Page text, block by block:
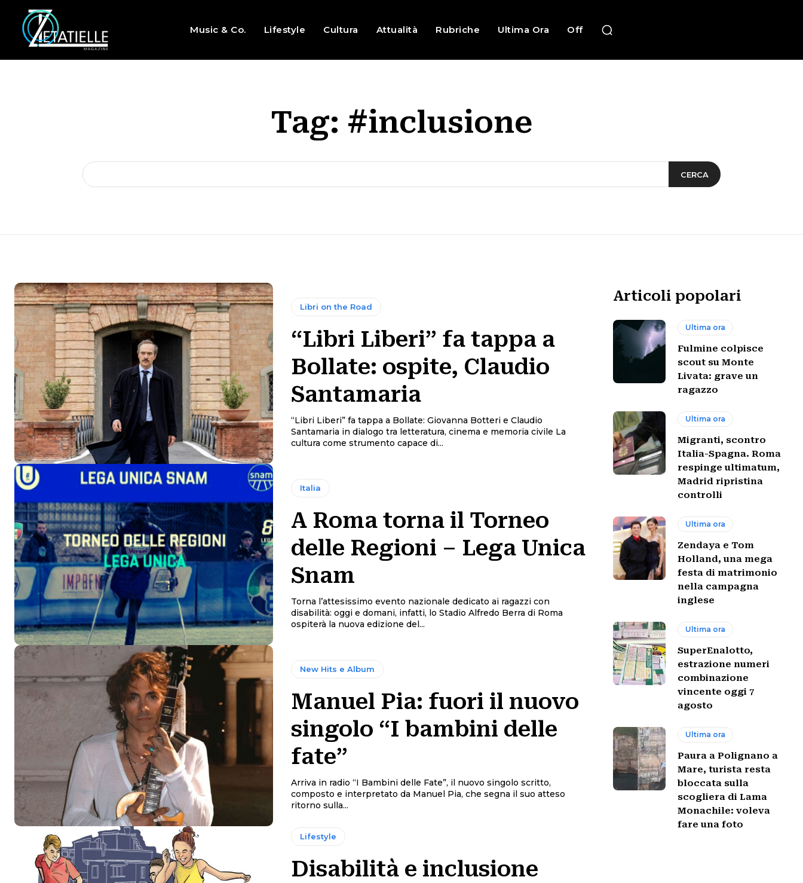
Music & Co. Lifestyle Cultura Attualità Rubriche Ultima Ora Off
Tag: #inclusione
CERCA
Libri on the Road
“Libri Liberi” fa tappa a
Bollate: ospite, Claudio
Santamaria
“Libri Liberi” fa tappa a Bollate: Giovanna Botteri e Claudio
Santamaria in dialogo tra letteratura, cinema e memoria civile La
cultura come strumento capace di...
Italia
A Roma torna il Torneo
delle Regioni – Lega Unica
Snam
Torna l’attesissimo evento nazionale dedicato ai ragazzi con
disabilità: oggi e domani, infatti, lo Stadio Alfredo Berra di Roma
ospiterà la nuova edizione del...
New Hits e Album
Manuel Pia: fuori il nuovo
singolo “I bambini delle
fate”
Arriva in radio “I Bambini delle Fate”, il nuovo singolo scritto,
composto e interpretato da Manuel Pia, che segna il suo atteso
ritorno sulla...
Lifestyle
Disabilità e inclusione
Articoli popolari
Ultima ora
Fulmine colpisce
scout su Monte
Livata: grave un
ragazzo
Ultima ora
Migranti, scontro
Italia-Spagna. Roma
respinge ultimatum,
Madrid ripristina
controlli
Ultima ora
Zendaya e Tom
Holland, una mega
festa di matrimonio
nella campagna
inglese
Ultima ora
SuperEnalotto,
estrazione numeri
combinazione
vincente oggi 7
agosto
Ultima ora
Paura a Polignano a
Mare, turista resta
bloccata sulla
scogliera di Lama
Monachile: voleva
fare una foto